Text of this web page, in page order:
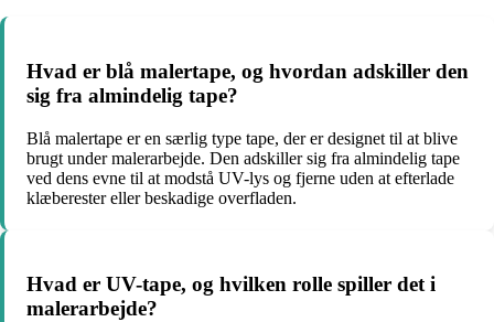
Hvad er blå malertape, og hvordan adskiller den
sig fra almindelig tape?
Blå malertape er en særlig type tape, der er designet til at blive
brugt under malerarbejde. Den adskiller sig fra almindelig tape
ved dens evne til at modstå UV-lys og fjerne uden at efterlade
klæberester eller beskadige overfladen.
Hvad er UV-tape, og hvilken rolle spiller det i
malerarbejde?